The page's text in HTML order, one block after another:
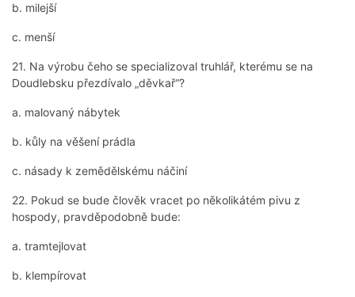
b. milejší
c. menší
21. Na výrobu čeho se specializoval truhlář, kterému se na
Doudlebsku přezdívalo „děvkař“?
a. malovaný nábytek
b. kůly na věšení prádla
c. násady k zemědělskému náčiní
22. Pokud se bude člověk vracet po několikátém pivu z
hospody, pravděpodobně bude:
a. tramtejlovat
b. klempírovat